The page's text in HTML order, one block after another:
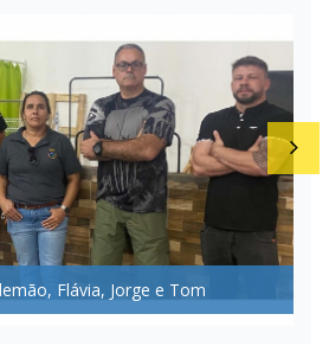
Flávia, Jorge e Tom